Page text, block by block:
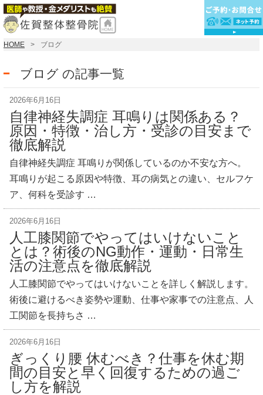
HOME ブログ
ブログ の記事一覧
2026年6月16日
自律神経失調症 耳鳴りは関係ある？
原因・特徴・治し方・受診の目安まで
徹底解説
自律神経失調症 耳鳴りが関係しているのか不安な方へ。
耳鳴りが起こる原因や特徴、耳の病気との違い、セルフケ
ア、何科を受診す …
2026年6月16日
人工膝関節でやってはいけないこと
とは？術後のNG動作・運動・日常生
活の注意点を徹底解説
人工膝関節でやってはいけないことを詳しく解説します。
術後に避けるべき姿勢や運動、仕事や家事での注意点、人
工関節を長持ちさ …
2026年6月16日
ぎっくり腰 休むべき？仕事を休む期
間の目安と早く回復するための過ご
し方を解説